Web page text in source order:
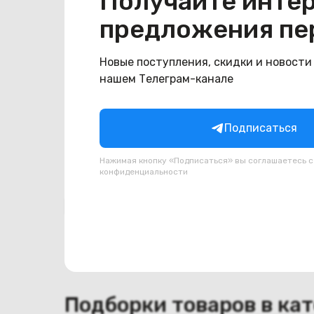
предложения
Новые поступления, скидки и
нашем Телеграм-канале
Подписаться
Нажимая кнопку «Подписаться» вы соглашаетесь
конфиденциальности
Общая информация
Производитель
Acer
Состояние
Состояние удовлетворительное
Подборки товаров в